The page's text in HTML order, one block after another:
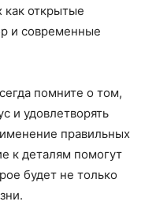
как открытые
и современные
помните о том,
и удовлетворять
правильных
к деталям помогут
будет не только